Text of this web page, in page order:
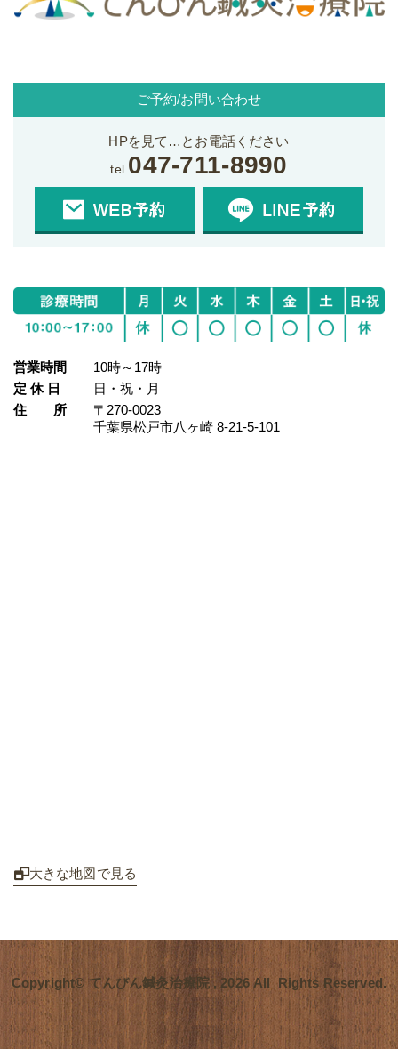
営業時間
10時～17時
定 休 日
日・祝・月
住 所
〒270-0023
千葉県松戸市八ヶ崎 8‐21‐5‐101
大きな地図で見る
ご予約/お問い合わせ
HPを見て…とお電話ください
tel. 047-711-8990
Copyright© てんびん鍼灸治療院 , 2026 All Rights Reserved.